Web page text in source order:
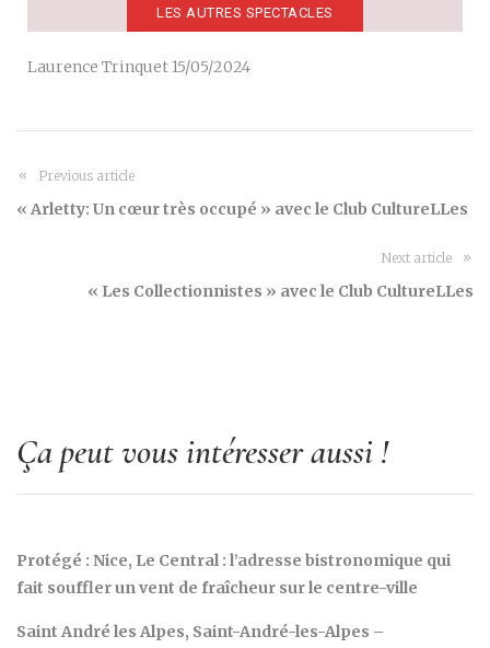
LES AUTRES SPECTACLES
Laurence Trinquet 15/05/2024
Previous article
« Arletty: Un cœur très occupé » avec le Club CultureLLes
Next article
« Les Collectionnistes » avec le Club CultureLLes
Ça peut vous intéresser aussi !
Protégé : Nice, Le Central : l’adresse bistronomique qui
fait souffler un vent de fraîcheur sur le centre-ville
Saint André les Alpes, Saint-André-les-Alpes –